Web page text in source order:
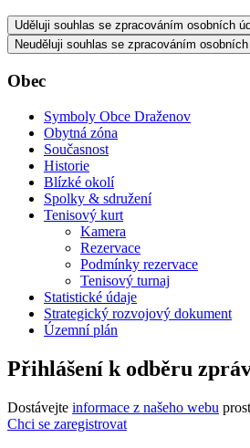
Uděluji souhlas se zpracováním osobních
Neuděluji souhlas se zpracováním
Obec
Symboly Obce Draženov
Obytná zóna
Současnost
Historie
Blízké okolí
Spolky & sdružení
Tenisový kurt
Kamera
Rezervace
Podmínky rezervace
Tenisový turnaj
Statistické údaje
Strategický rozvojový dokument
Územní plán
Přihlášení k odběru
Dostávejte informace z našeho webu
Chci se zaregistrovat